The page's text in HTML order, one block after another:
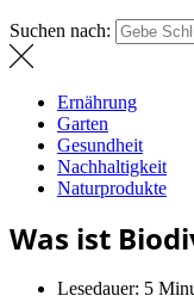
Suchen nach:
Ernährung
Garten
Gesundheit
Nachhaltigkeit
Naturprodukte
Was ist
Lesedauer: 5